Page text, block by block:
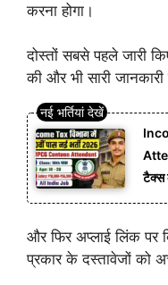
करना होगा।
दोस्तों सबसे पहले जारी
की और भी सारी
टैक्स
और फिर अप्लाई लिंक पर
प्रकार के दस्तावेजों को